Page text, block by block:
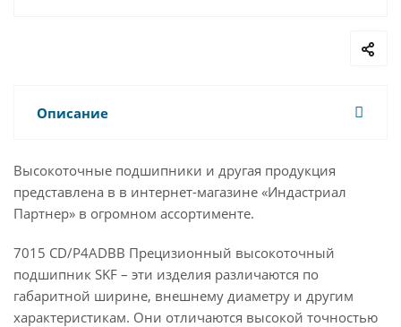
Описание
Высокоточные подшипники и другая продукция
представлена в в интернет-магазине «Индастриал
Партнер» в огромном ассортименте.
7015 CD/P4ADBB Прецизионный высокоточный
подшипник SKF – эти изделия различаются по
габаритной ширине, внешнему диаметру и другим
характеристикам. Они отличаются высокой точностью